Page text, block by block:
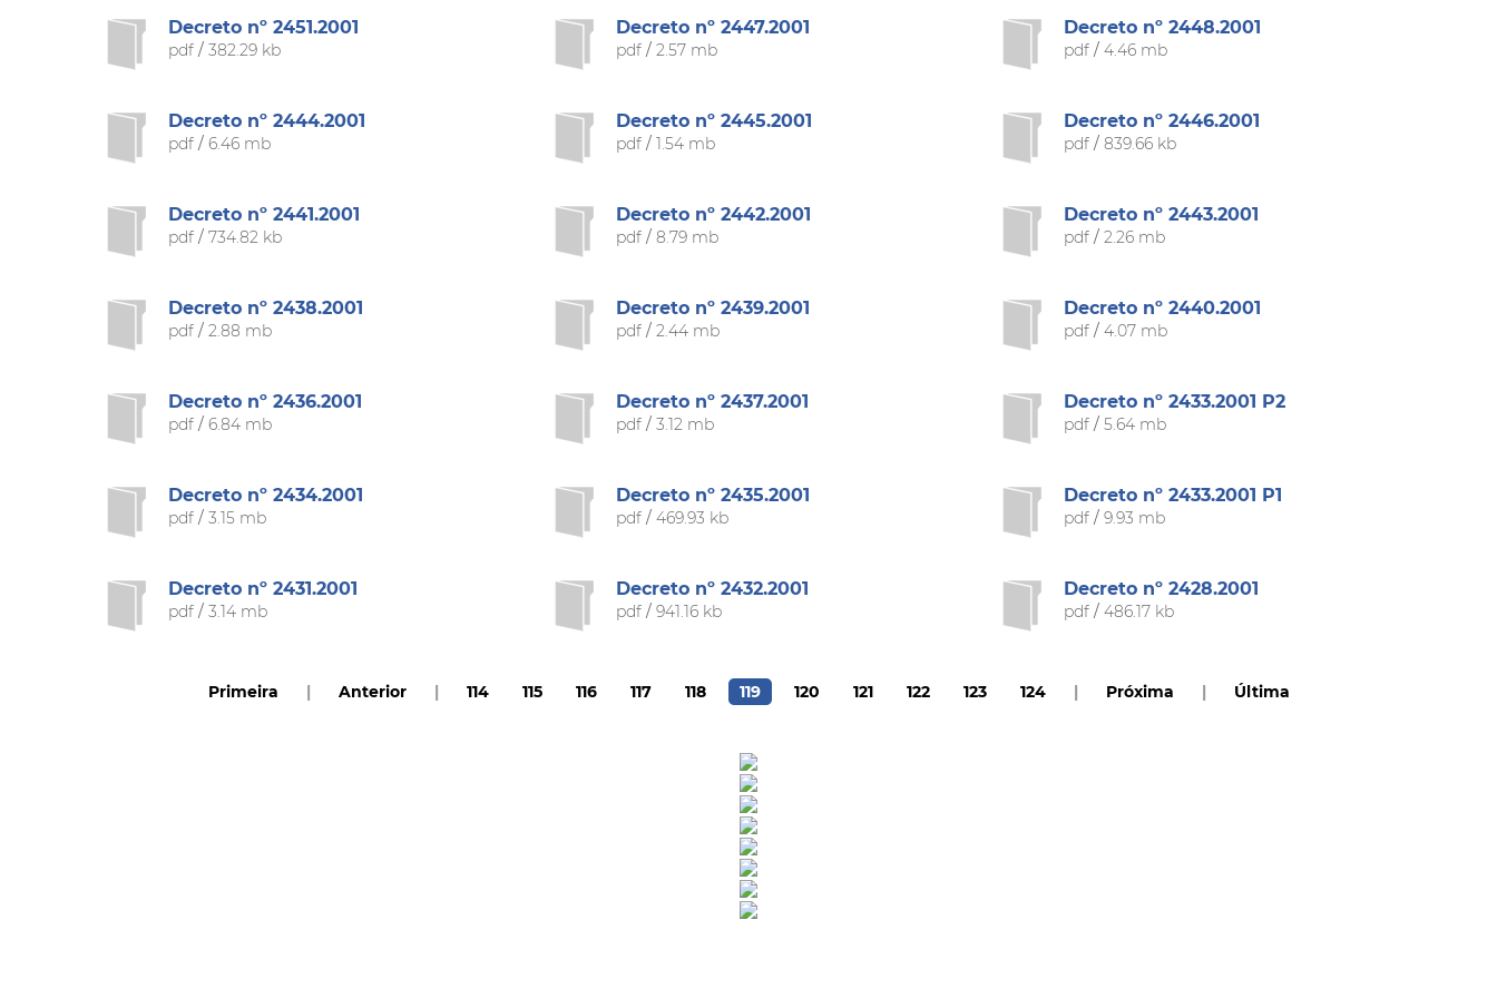
Decreto nº 2451.2001
pdf / 382.29 kb
Decreto nº 2447.2001
pdf / 2.57 mb
Decreto nº 2448.2001
pdf / 4.46 mb
Decreto nº 2444.2001
pdf / 6.46 mb
Decreto nº 2445.2001
pdf / 1.54 mb
Decreto nº 2446.2001
pdf / 839.66 kb
Decreto nº 2441.2001
pdf / 734.82 kb
Decreto nº 2442.2001
pdf / 8.79 mb
Decreto nº 2443.2001
pdf / 2.26 mb
Decreto nº 2438.2001
pdf / 2.88 mb
Decreto nº 2439.2001
pdf / 2.44 mb
Decreto nº 2440.2001
pdf / 4.07 mb
Decreto nº 2436.2001
pdf / 6.84 mb
Decreto nº 2437.2001
pdf / 3.12 mb
Decreto nº 2433.2001 P2
pdf / 5.64 mb
Decreto nº 2434.2001
pdf / 3.15 mb
Decreto nº 2435.2001
pdf / 469.93 kb
Decreto nº 2433.2001 P1
pdf / 9.93 mb
Decreto nº 2431.2001
pdf / 3.14 mb
Decreto nº 2432.2001
pdf / 941.16 kb
Decreto nº 2428.2001
pdf / 486.17 kb
Primeira | Anterior | 114 115 116 117 118 119 120 121 122 123 124 | Próxima | Última